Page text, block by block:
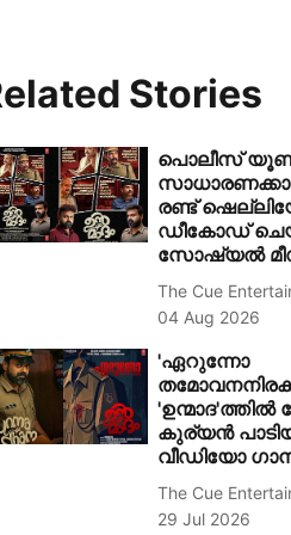
Stories
പൊലീസ്
രണ്ട്
ഡീകോഡ്
സോഷ്യൽ
The Cue
04 Aug 2026
'ഏറുന്നോ
കുര്യൻ പാടിയ
വീഡിയോ
The Cue
29 Jul 2026